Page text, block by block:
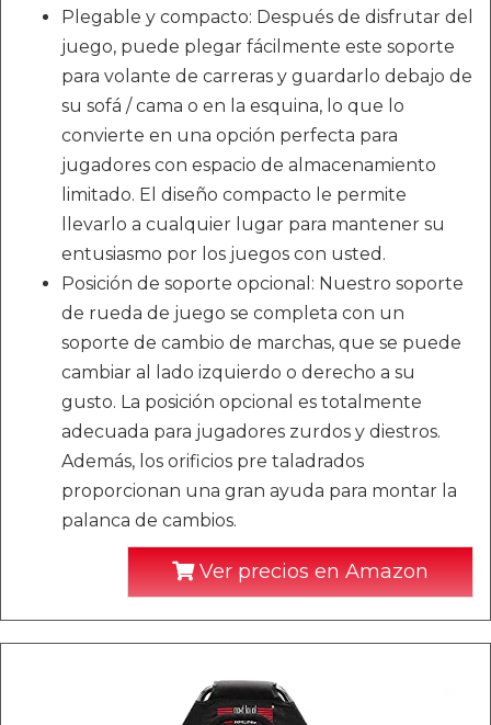
Plegable y compacto: Después de disfrutar del
juego, puede plegar fácilmente este soporte
para volante de carreras y guardarlo debajo de
su sofá / cama o en la esquina, lo que lo
convierte en una opción perfecta para
jugadores con espacio de almacenamiento
limitado. El diseño compacto le permite
llevarlo a cualquier lugar para mantener su
entusiasmo por los juegos con usted.
Posición de soporte opcional: Nuestro soporte
de rueda de juego se completa con un
soporte de cambio de marchas, que se puede
cambiar al lado izquierdo o derecho a su
gusto. La posición opcional es totalmente
adecuada para jugadores zurdos y diestros.
Además, los orificios pre taladrados
proporcionan una gran ayuda para montar la
palanca de cambios.
Ver precios en Amazon